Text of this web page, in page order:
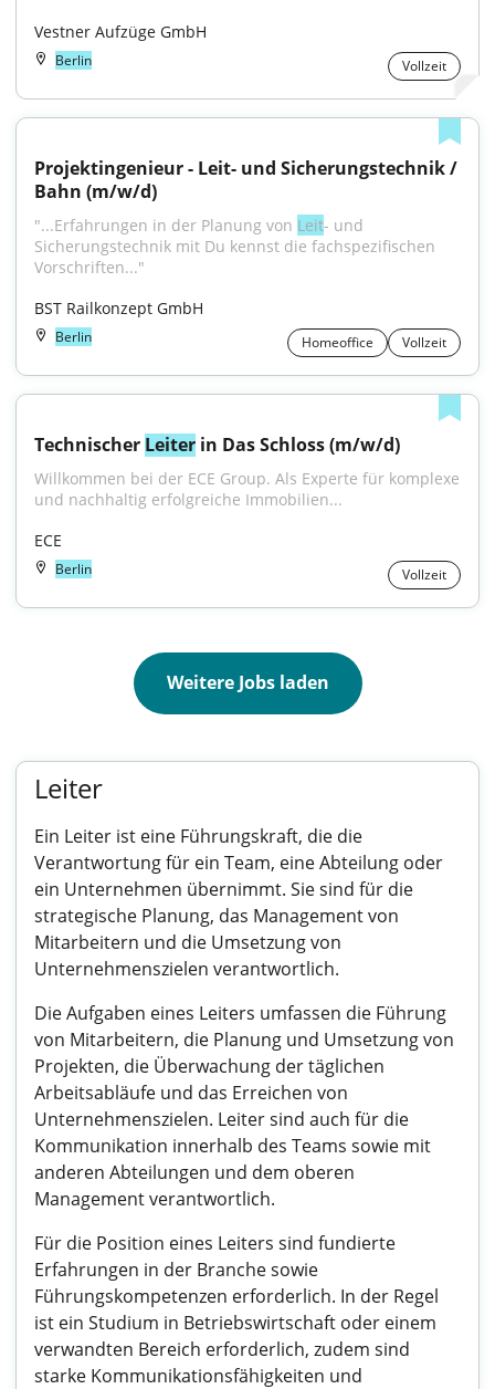
Vestner Aufzüge GmbH
Berlin Vollzeit
Projektingenieur - Leit- und Sicherungstechnik /
Bahn (m/w/d)
"...Erfahrungen in der Planung von Leit- und
Sicherungstechnik mit Du kennst die fachspezifischen
Vorschriften..."
BST Railkonzept GmbH
Berlin Homeoffice Vollzeit
Technischer Leiter in Das Schloss (m/w/d)
Willkommen bei der ECE Group. Als Experte für komplexe
und nachhaltig erfolgreiche Immobilien...
ECE
Berlin Vollzeit
Weitere Jobs laden
Leiter
Ein Leiter ist eine Führungskraft, die die
Verantwortung für ein Team, eine Abteilung oder
ein Unternehmen übernimmt. Sie sind für die
strategische Planung, das Management von
Mitarbeitern und die Umsetzung von
Unternehmenszielen verantwortlich.
Die Aufgaben eines Leiters umfassen die Führung
von Mitarbeitern, die Planung und Umsetzung von
Projekten, die Überwachung der täglichen
Arbeitsabläufe und das Erreichen von
Unternehmenszielen. Leiter sind auch für die
Kommunikation innerhalb des Teams sowie mit
anderen Abteilungen und dem oberen
Management verantwortlich.
Für die Position eines Leiters sind fundierte
Erfahrungen in der Branche sowie
Führungskompetenzen erforderlich. In der Regel
ist ein Studium in Betriebswirtschaft oder einem
verwandten Bereich erforderlich, zudem sind
starke Kommunikationsfähigkeiten und